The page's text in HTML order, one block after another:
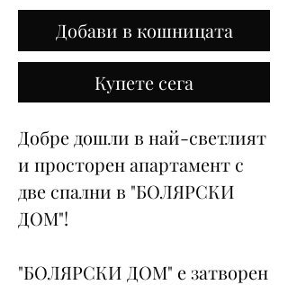
Добави в кошницата
Купете сега
Добре дошли в най-светлият
и просторен апартамент с
две спални в "БОЛЯРСКИ
ДОМ"!
"БОЛЯРСКИ ДОМ" е затворен